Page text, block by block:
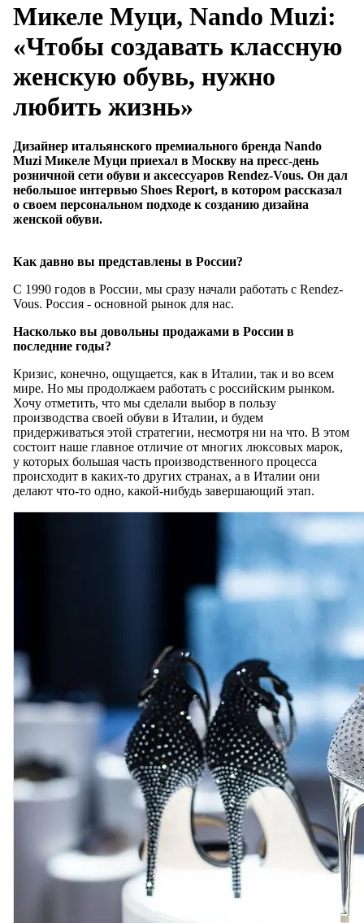
Микеле Муци, Nando Muzi:
«Чтобы создавать классную
женскую обувь, нужно
любить жизнь»
Дизайнер итальянского премиального бренда Nando
Muzi Микеле Муци приехал в Москву на пресс-день
розничной сети обуви и аксессуаров Rendez-Vous. Он дал
небольшое интервью Shoes Report, в котором рассказал
о своем персональном подходе к созданию дизайна
женской обуви.
Как давно вы представлены в России?
С 1990 годов в России, мы сразу начали работать с Rendez-
Vous. Россия - основной рынок для нас.
Насколько вы довольны продажами в России в
последние годы?
Кризис, конечно, ощущается, как в Италии, так и во всем
мире. Но мы продолжаем работать с российским рынком.
Хочу отметить, что мы сделали выбор в пользу
производства своей обуви в Италии, и будем
придерживаться этой стратегии, несмотря ни на что. В этом
состоит наше главное отличие от многих люксовых марок,
у которых большая часть производственного процесса
происходит в каких-то других странах, а в Италии они
делают что-то одно, какой-нибудь завершающий этап.